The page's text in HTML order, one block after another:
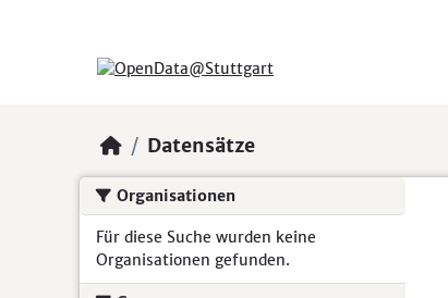
Datensätze
Organisationen
Für diese Suche wurden keine
Organisationen gefunden.